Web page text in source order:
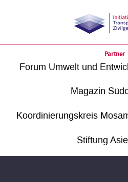
Partner
Forum Umwelt und
Magazin
Koordinierungskreis
Stiftung